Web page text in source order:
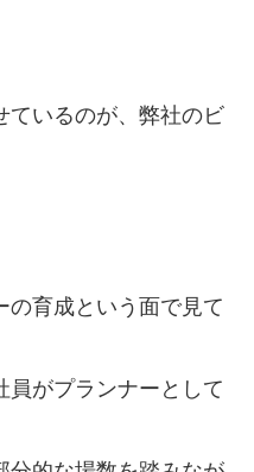
ているのが、弊社のビ
の育成という面で見て
員がプランナーとして